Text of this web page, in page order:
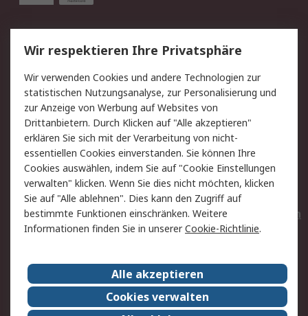
Service
Value Added Services
Lieferlösungen
Rücksendungen
Kontakt
Hilfe
Privatkunden
Rechtliches
AGB
Datenschutz
Cookie-Richtlinie
Zahlungsbedingungen
Copyright/Impressum
Entsorgung
Elektrogeräte/Batterien
RS weltweit
Karriere bei RS
Nachhaltigkeit
Qualität/Umwelt/ZertifikatePresse-Center
Wir respektieren Ihre Privatsphäre
Wir verwenden Cookies und andere Technologien zur
statistischen Nutzungsanalyse, zur Personalisierung und
zur Anzeige von Werbung auf Websites von
Drittanbietern. Durch Klicken auf "Alle akzeptieren"
erklären Sie sich mit der Verarbeitung von nicht-
essentiellen Cookies einverstanden. Sie können Ihre
Cookies auswählen, indem Sie auf "Cookie Einstellungen
verwalten" klicken. Wenn Sie dies nicht möchten, klicken
Sie auf "Alle ablehnen". Dies kann den Zugriff auf
bestimmte Funktionen einschränken. Weitere
Informationen finden Sie in unsererCookie-Richtlinie.
Alle akzeptieren
Cookies verwalten